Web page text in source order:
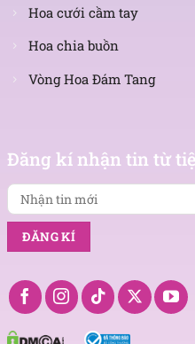
Hoa cưới cầm tay
Hoa chia buồn
Vòng Hoa Đám Tang
Đăng kí nhận tin từ
tin
mới